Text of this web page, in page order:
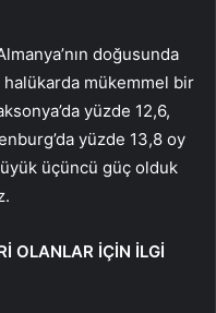
doğusunda
mükemmel bir
yüzde 12,6,
yüzde 13,8 oy
üçüncü güç olduk
OLANLAR İÇİN İLGİ